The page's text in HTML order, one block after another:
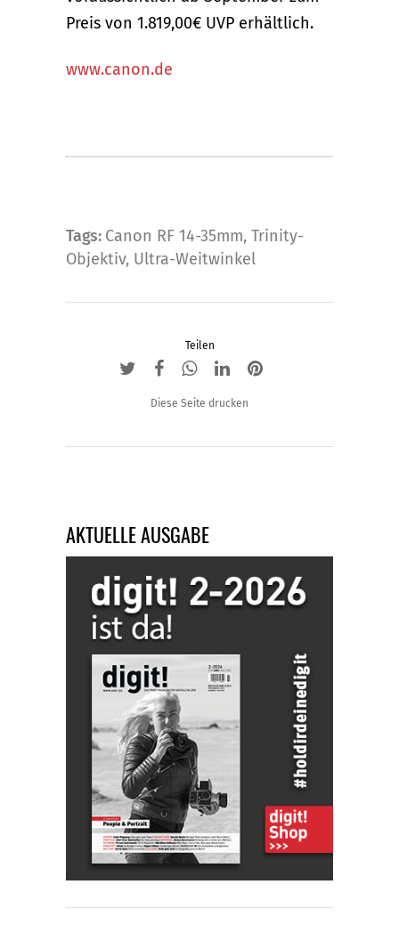
Preis von 1.819,00€ UVP erhältlich.
www.canon.de
Tags: Canon RF 14-35mm, Trinity-
Objektiv, Ultra-Weitwinkel
Teilen
Diese Seite drucken
AKTUELLE AUSGABE